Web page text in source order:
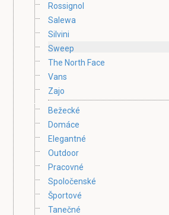
Rossignol
Salewa
Silvini
Sweep
The North Face
Vans
Zajo
Bežecké
Domáce
Elegantné
Outdoor
Pracovné
Spoločenské
Športové
Tanečné